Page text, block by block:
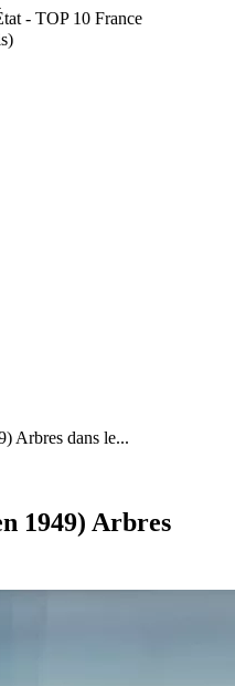
- TOP 10 France
Arbres dans le...
1949) Arbres